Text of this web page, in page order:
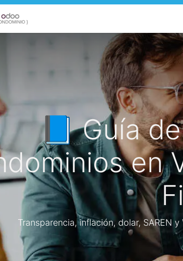
📘 Guía
en
Transparencia, inflación, dolar, SAREN